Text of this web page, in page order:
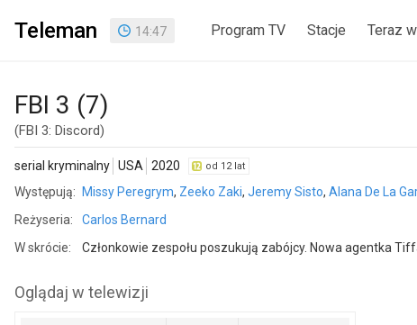
Teleman 14:47 Program TV Stacje Teraz
FBI 3 (7)
(FBI 3: Discord)
serial kryminalny USA 2020 od 12 lat
Występują: Missy Peregrym, Zeeko Zaki, Jeremy Sisto, Alana De La
Reżyseria:
Carlos Bernard
W skrócie:
Członkowie zespołu poszukują zabójcy. Nowa agentka
Oglądaj w telewizji